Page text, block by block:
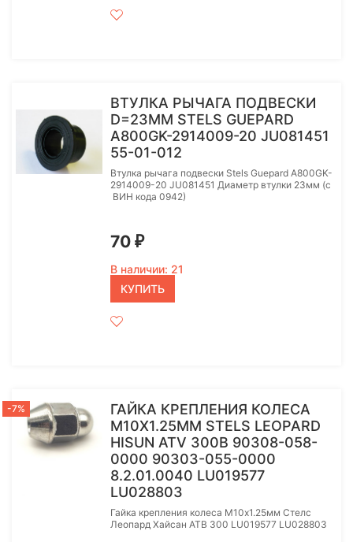
ВТУЛКА РЫЧАГА ПОДВЕСКИ
D=23MM STELS GUEPARD
A800GK-2914009-20 JU081451
55-01-012
Втулка рычага подвески Stels Guepard A800GK-
2914009-20 JU081451 Диаметр втулки 23мм (с
ВИН кода 0942)
70 ₽
В наличии: 21
КУПИТЬ
-7%
ГАЙКА КРЕПЛЕНИЯ КОЛЕСА
M10Х1.25ММ STELS LEOPARD
HISUN ATV 300B 90308-058-
0000 90303-055-0000
8.2.01.0040 LU019577
LU028803
Гайка крепления колеса M10х1.25мм Стелс
Леопард Хайсан АТВ 300 LU019577 LU028803